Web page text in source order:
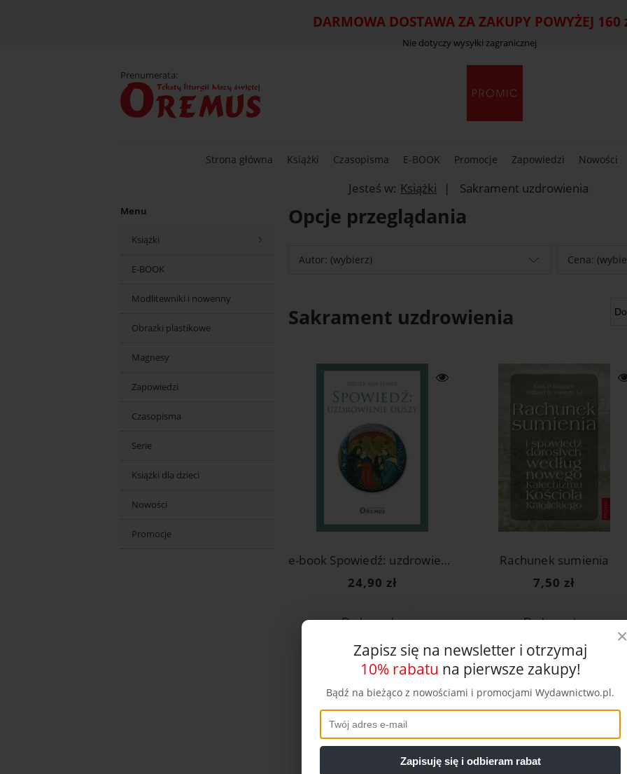
DARMOWA DOSTAWA ZA ZAKUPY POWYŻEJ 160
Nie dotyczy wysyłki zagranicznej
Prenumerata:
Strona główna Książki Czasopisma E-BOOK Promocje Zapowiedzi Nowości
Jesteś w: Książki Sakrament uzdrowienia
Menu
Książki
E-BOOK
Modlitewniki i nowenny
Obrazki plastikowe
Magnesy
Zapowiedzi
Czasopisma
Serie
Książki dla dzieci
Nowości
Promocje
Opcje przeglądania
Autor: (wybierz) Cena:
Sakrament uzdrowienia
e-book Spowiedź: uzdrowienie duszy
24,90 zł
Do koszyka
Rachunek sumienia
7,50 zł
Do koszyka
×
Zapisz się na newsletter i otrzymaj
10% rabatu na pierwsze zakupy!
Bądź na bieżąco z nowościami i promocjami Wydawnictwo.pl.
Zapisuję się i odbieram rabat